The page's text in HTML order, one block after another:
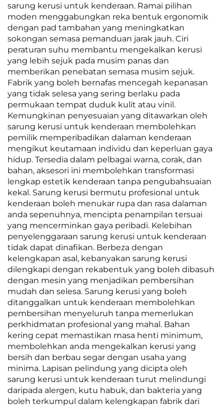
sarung kerusi untuk kenderaan. Ramai pilihan
moden menggabungkan reka bentuk ergonomik
dengan pad tambahan yang meningkatkan
sokongan semasa pemanduan jarak jauh. Ciri
peraturan suhu membantu mengekalkan kerusi
yang lebih sejuk pada musim panas dan
memberikan penebatan semasa musim sejuk.
Fabrik yang boleh bernafas mencegah kepanasan
yang tidak selesa yang sering berlaku pada
permukaan tempat duduk kulit atau vinil.
Kemungkinan penyesuaian yang ditawarkan oleh
sarung kerusi untuk kenderaan membolehkan
pemilik memperibadikan dalaman kenderaan
mengikut keutamaan individu dan keperluan gaya
hidup. Tersedia dalam pelbagai warna, corak, dan
bahan, aksesori ini membolehkan transformasi
lengkap estetik kenderaan tanpa pengubahsuaian
kekal. Sarung kerusi bermutu profesional untuk
kenderaan boleh menukar rupa dan rasa dalaman
anda sepenuhnya, mencipta penampilan tersuai
yang mencerminkan gaya peribadi. Kelebihan
penyelenggaraan sarung kerusi untuk kenderaan
tidak dapat dinafikan. Berbeza dengan
kelengkapan asal, kebanyakan sarung kerusi
dilengkapi dengan rekabentuk yang boleh dibasuh
dengan mesin yang menjadikan pembersihan
mudah dan selesa. Sarung kerusi yang boleh
ditanggalkan untuk kenderaan membolehkan
pembersihan menyeluruh tanpa memerlukan
perkhidmatan profesional yang mahal. Bahan
kering cepat memastikan masa henti minimum,
membolehkan anda mengekalkan kerusi yang
bersih dan berbau segar dengan usaha yang
minima. Lapisan pelindung yang dicipta oleh
sarung kerusi untuk kenderaan turut melindungi
daripada alergen, kutu habuk, dan bakteria yang
boleh terkumpul dalam kelengkapan fabrik dari